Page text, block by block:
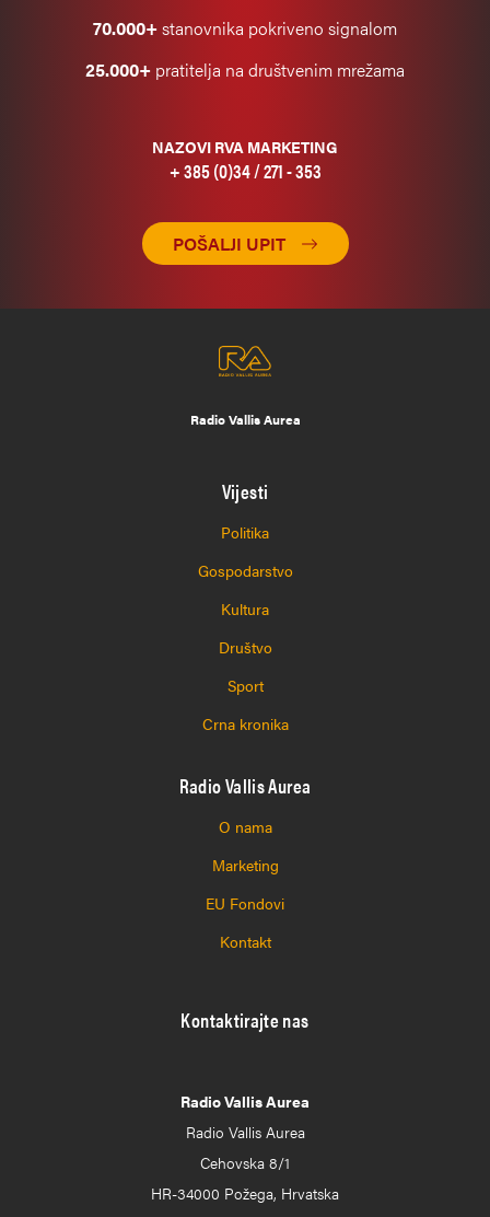
70.000+stanovnika pokriveno signalom
25.000+ pratitelja na društvenim mrežama
NAZOVI RVA MARKETING
+ 385 (0)34 / 271 - 353
POŠALJI UPIT
Radio Vallis Aurea
Vijesti
Politika
Gospodarstvo
Kultura
Društvo
Sport
Crna kronika
Radio Vallis Aurea
O nama
Marketing
EU Fondovi
Kontakt
Kontaktirajte nas
Radio Vallis Aurea
Radio Vallis Aurea
Cehovska 8/1
HR-34000 Požega, Hrvatska